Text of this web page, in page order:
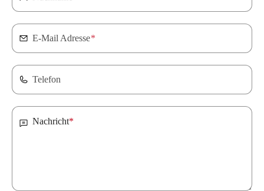
E-Mail Adresse*
Telefon
Nachricht*